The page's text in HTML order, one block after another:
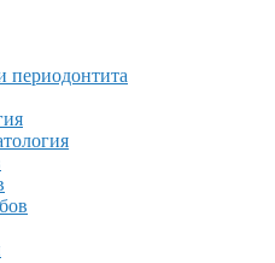
периодонтита